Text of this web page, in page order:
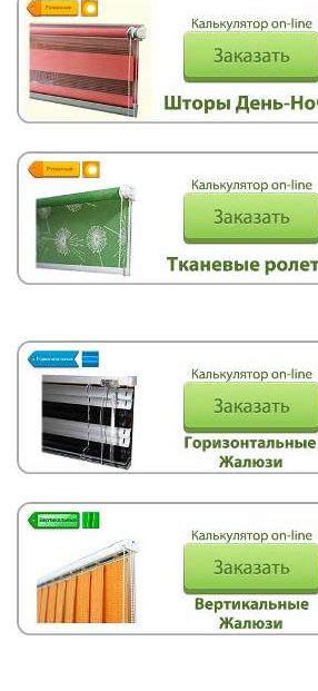
Горизонтальные
Вертикальные
Римские